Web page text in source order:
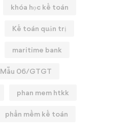
khóa học kế toán
Kế toán quản trị
maritime bank
Mẫu 06/GTGT
phan mem htkk
phần mềm kế toán